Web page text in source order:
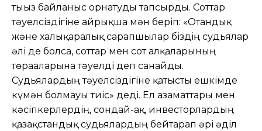
тығыз байланыс орнатуды тапсырды. Соттар
тәуелсіздігіне айрықша мән беріп: «Отандық
және халықаралық сарапшылар біздің судьялар
әлі де болса, соттар мен сот алқаларының
төрағаларына тәуелді деп санайды.
Судьялардың тәуелсіздігіне қатысты ешкімде
күмән болмауы тиіс» деді. Ел азаматтары мен
кәсіпкерлердің, сондай-ақ, инвесторлардың
қазақстандық судьялардың бейтарап әрі әділ